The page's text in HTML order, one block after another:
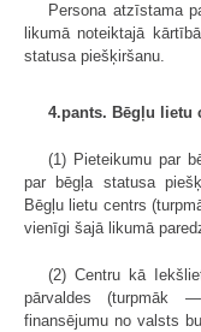
Persona atzīstama
likumā noteiktajā
statusa piešķiršanu.
4.pants. Bēgļu lietu
(1) Pieteikumu par
par bēgļa statusa
Bēgļu lietu centrs
vienīgi šajā likumā
(2) Centru kā
pārvaldes (turpmāk
finansējumu no valsts